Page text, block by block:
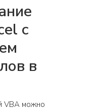
с
в
VBA можно